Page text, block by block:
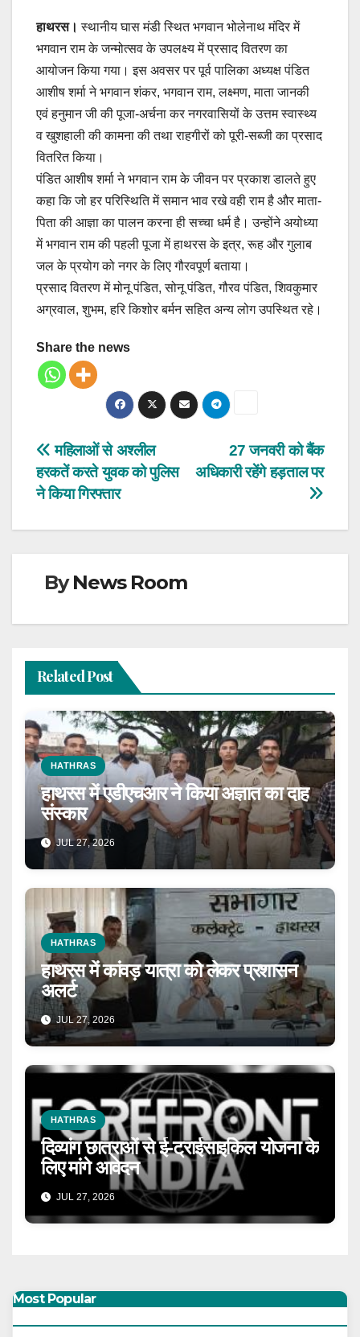
हाथरस। स्थानीय घास मंडी स्थित भगवान भोलेनाथ मंदिर में
भगवान राम के जन्मोत्सव के उपलक्ष्य में प्रसाद वितरण का
आयोजन किया गया। इस अवसर पर पूर्व पालिका अध्यक्ष पंडित
आशीष शर्मा ने भगवान शंकर, भगवान राम, लक्ष्मण, माता जानकी
एवं हनुमान जी की पूजा-अर्चना कर नगरवासियों के उत्तम स्वास्थ्य
व खुशहाली की कामना की तथा राहगीरों को पूरी-सब्जी का प्रसाद
वितरित किया।
पंडित आशीष शर्मा ने भगवान राम के जीवन पर प्रकाश डालते हुए
कहा कि जो हर परिस्थिति में समान भाव रखे वही राम है और माता-
पिता की आज्ञा का पालन करना ही सच्चा धर्म है। उन्होंने अयोध्या
में भगवान राम की पहली पूजा में हाथरस के इत्र, रूह और गुलाब
जल के प्रयोग को नगर के लिए गौरवपूर्ण बताया।
प्रसाद वितरण में मोनू पंडित, सोनू पंडित, गौरव पंडित, शिवकुमार
अग्रवाल, शुभम, हरि किशोर बर्मन सहित अन्य लोग उपस्थित रहे।
Share the news
Post
navigation
27 जनवरी को बैंक
अधिकारी रहेंगे हड़ताल पर
महिलाओं से अश्लील
हरकतें करते युवक को पुलिस
ने किया गिरफ्तार
ByNews Room
Related Post
HATHRAS
हाथरस में एडीएचआर ने किया अज्ञात का दाह
संस्कार
JUL 27, 2026
HATHRAS
हाथरस में कांवड़ यात्रा को लेकर प्रशासन
अलर्ट
JUL 27, 2026
HATHRAS
दिव्यांग छात्राओं से ई-ट्राईसाइकिल योजना के
लिए मांगे आवेदन
JUL 27, 2026
Most Popular